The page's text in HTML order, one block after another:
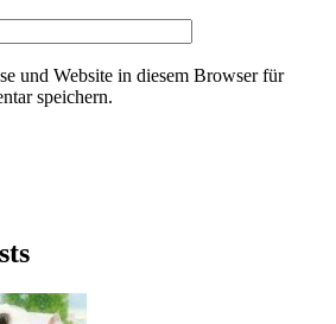
und Website in diesem Browser für
speichern.